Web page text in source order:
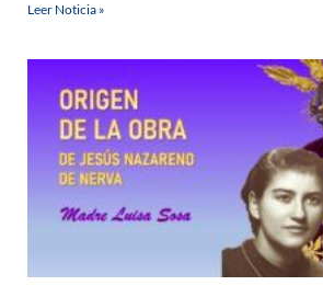
Leer Noticia »